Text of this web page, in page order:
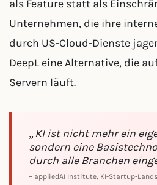
als Feature statt als
Unternehmen, die ihre
durch US-Cloud-Dienste
DeepL eine Alternative, die
Servern läuft.
„KI ist nicht mehr ein
sondern eine
durch alle Branchen
– appliedAI Institute, KI-Startup-